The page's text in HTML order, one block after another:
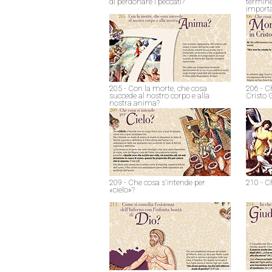
205 - Con la morte, che cosa
succede al nostro corpo e alla
nostra anima?
206 -
Cristo
209 - Che cosa s'intende per
«cielo»?
210 -